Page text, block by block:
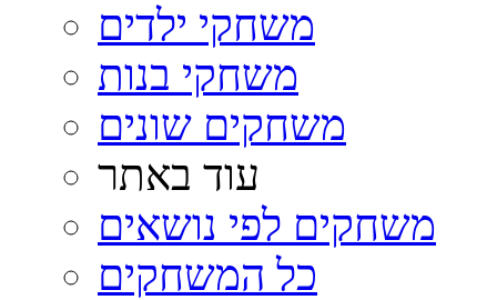
משחקי ילדים
משחקי בנות
משחקים שונים
עוד באתר
משחקים לפי נושאים
כל המשחקים